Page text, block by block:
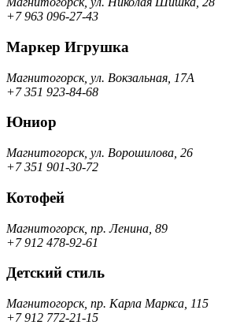
+7 963 096-27-43
Маркер Игрушка
Магнитогорск, ул. Вокзальная, 17А
+7 351 923-84-68
Юниор
Магнитогорск, ул. Ворошилова, 26
+7 351 901-30-72
Котофей
Магнитогорск, пр. Ленина, 89
+7 912 478-92-61
Детский стиль
Магнитогорск, пр. Карла Маркса, 115
+7 912 772-21-15